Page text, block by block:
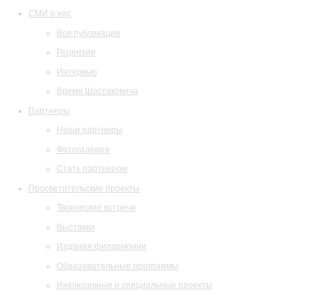
СМИ о нас
Все публикации
Рецензии
Интервью
Время Шостаковича
Партнеры
Наши партнеры
Фотогалерея
Стать партнером
Просветительские проекты
Творческие встречи
Выставки
Издания филармонии
Образовательные программы
Инклюзивные и специальные проекты